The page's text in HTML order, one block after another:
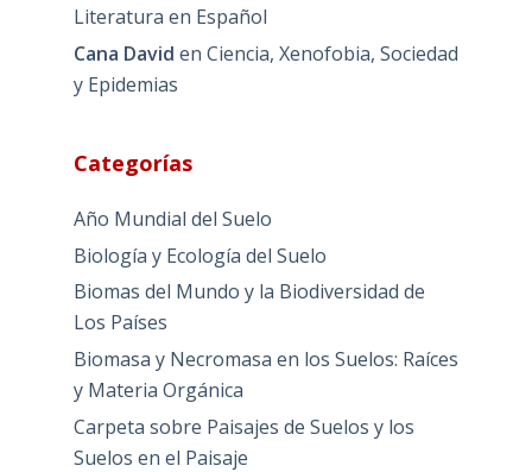
Literatura en Español
Cana David en Ciencia, Xenofobia, Sociedad
y Epidemias
Categorías
Año Mundial del Suelo
Biología y Ecología del Suelo
Biomas del Mundo y la Biodiversidad de
Los Países
Biomasa y Necromasa en los Suelos: Raíces
y Materia Orgánica
Carpeta sobre Paisajes de Suelos y los
Suelos en el Paisaje